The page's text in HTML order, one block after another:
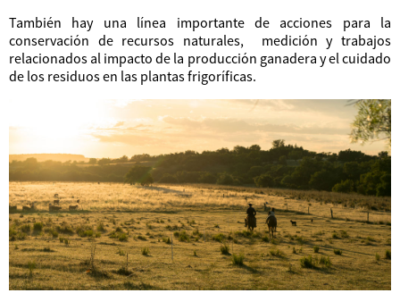
También hay una línea importante de acciones para la
conservación de recursos naturales, medición y trabajos
relacionados al impacto de la producción ganadera y el cuidado
de los residuos en las plantas frigoríficas.